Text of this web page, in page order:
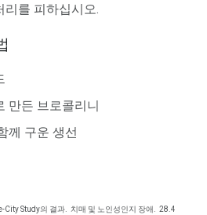
리를 피하십시오.
만든 브로콜리니
께 구운 생선
City Study의 결과. 치매 및 노인성인지 장애. 28.4